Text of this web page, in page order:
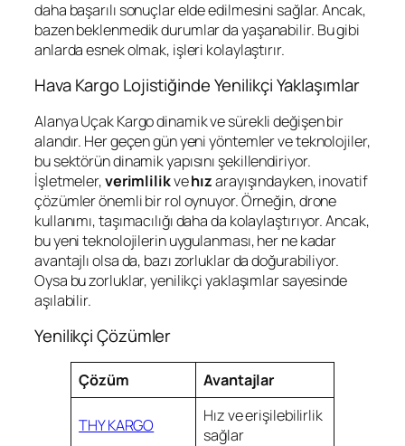
daha başarılı sonuçlar elde edilmesini sağlar. Ancak,
bazen beklenmedik durumlar da yaşanabilir. Bu gibi
anlarda esnek olmak, işleri kolaylaştırır.
Hava Kargo Lojistiğinde Yenilikçi Yaklaşımlar
Alanya Uçak Kargo dinamik ve sürekli değişen bir
alandır. Her geçen gün yeni yöntemler ve teknolojiler,
bu sektörün dinamik yapısını şekillendiriyor.
İşletmeler,verimlilikvehızarayışındayken, inovatif
çözümler önemli bir rol oynuyor. Örneğin, drone
kullanımı, taşımacılığı daha da kolaylaştırıyor. Ancak,
bu yeni teknolojilerin uygulanması, her ne kadar
avantajlı olsa da, bazı zorluklar da doğurabiliyor.
Oysa bu zorluklar, yenilikçi yaklaşımlar sayesinde
aşılabilir.
Yenilikçi Çözümler
Çözüm Avantajlar
THY KARGO
Hız ve erişilebilirlik
sağlar